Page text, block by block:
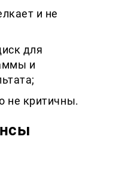
и не
для
и
не критичны.